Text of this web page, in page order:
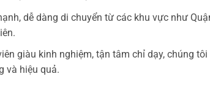
dễ dàng di chuyển từ các khu vực như
giàu kinh nghiệm, tận tâm chỉ dạy, chúng tôi
và hiệu quả.